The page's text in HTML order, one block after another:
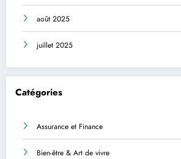
août 2025
juillet 2025
Catégories
Assurance et Finance
Bien-être & Art de vivre